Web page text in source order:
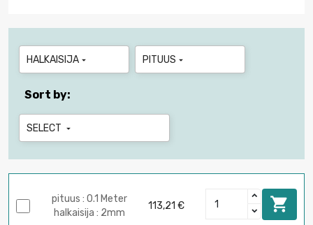
HALKAISIJA  PITUUS 
Sort by:
SELECT 
pituus : 0.1 Meter
halkaisija : 2mm
113,21 € 